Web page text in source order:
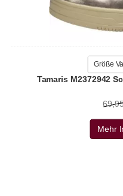
Größe
Tamaris M2372942
Mehr